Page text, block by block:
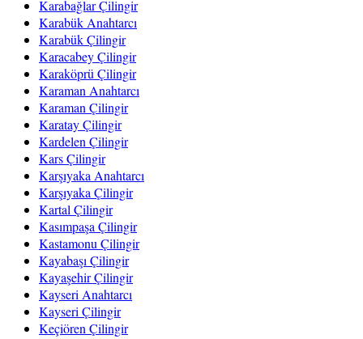
Karabağlar Çilingir
Karabük Anahtarcı
Karabük Çilingir
Karacabey Çilingir
Karaköprü Çilingir
Karaman Anahtarcı
Karaman Çilingir
Karatay Çilingir
Kardelen Çilingir
Kars Çilingir
Karşıyaka Anahtarcı
Karşıyaka Çilingir
Kartal Çilingir
Kasımpaşa Çilingir
Kastamonu Çilingir
Kayabaşı Çilingir
Kayaşehir Çilingir
Kayseri Anahtarcı
Kayseri Çilingir
Keçiören Çilingir